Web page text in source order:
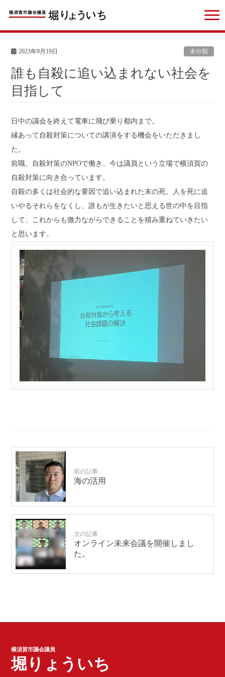
2023年9月19日 未分類
誰も自殺に追い込まれない社会を
目指して
日中の議会を終えて電車に飛び乗り都内まで。
縁あって自殺対策についての講演をする機会をいただきまし
た。
前職、自殺対策のNPOで働き、今は議員という立場で横須賀の
自殺対策に向き合っています。
自殺の多くは社会的な要因で追い込まれた末の死。人を死に追
いやるそれらをなくし、誰もが生きたいと思える世の中を目指
して、これからも微力ながらできることを積み重ねていきたい
と思います。
前の記事
海の活用
次の記事
オンライン未来会議を開催しまし
た。
横須賀市議会議員
堀りょういち